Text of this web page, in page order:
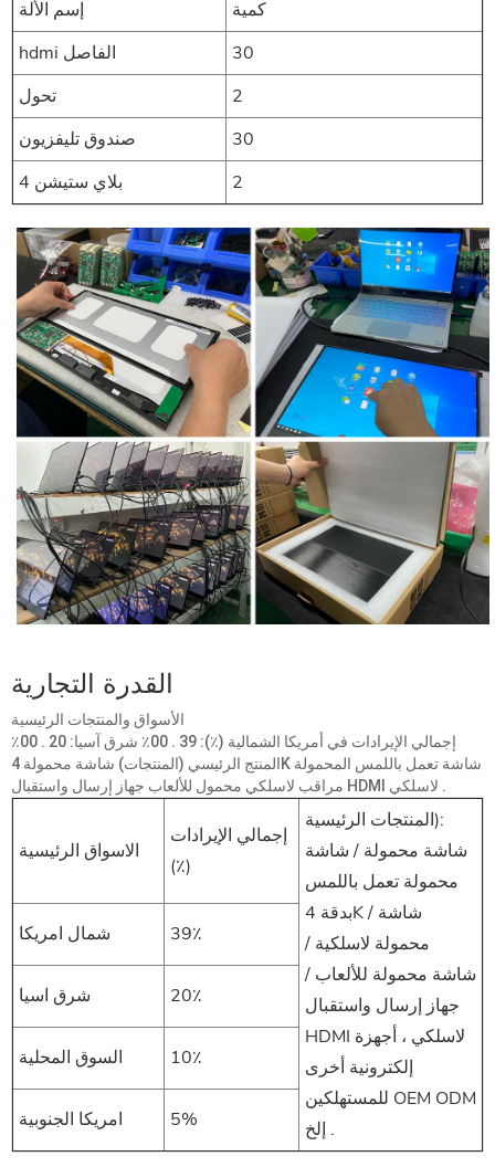
إسم الألة
كمية
hdmi الفاصل
30
تحول
2
صندوق تليفزيون
30
بلاي ستيشن 4
2
القدرة التجارية
الأسواق والمنتجات الرئيسية
إجمالي الإيرادات في أمريكا الشمالية (٪): 39 . 00٪ شرق آسيا: 20 . 00٪
المنتج الرئيسي (المنتجات) شاشة محمولة 4K شاشة تعمل باللمس المحمولة
مراقب لاسلكي محمول للألعاب جهاز إرسال واستقبال HDMI لاسلكي .
الاسواق الرئيسية
إجمالي الإيرادات
(٪)
المنتجات الرئيسية):
شاشة محمولة / شاشة
محمولة تعمل باللمس
بدقة 4K / شاشة
محمولة لاسلكية /
شاشة محمولة للألعاب /
جهاز إرسال واستقبال
HDMI لاسلكي ، أجهزة
إلكترونية أخرى
للمستهلكين OEM ODM
إلخ .
شمال امريكا 39٪
شرق اسيا 20٪
السوق المحلية 10٪
امريكا الجنوبية 5%